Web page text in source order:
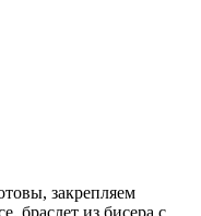
закрепляем
браслет из бисера с